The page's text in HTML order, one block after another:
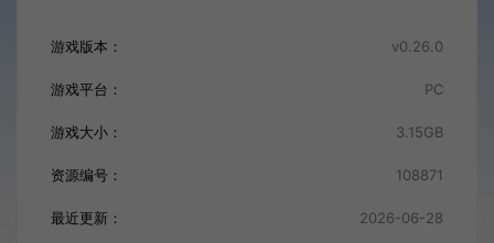
游戏版本： v0.26.0
游戏平台： PC
游戏大小： 3.15GB
资源编号： 108871
最近更新： 2026-06-28